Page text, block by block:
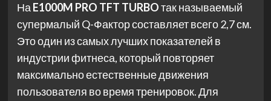
На E1000M PRO TFT TURBOтак называемый
супермалый Q-Фактор составляет всего 2,7 см.
Это один из самых лучших показателей в
индустрии фитнеса, который повторяет
максимально естественные движения
пользователя во время тренировок. Для